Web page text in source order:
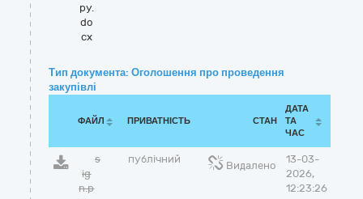
ру.
do
cx
Тип документа: Оголошення про проведення
закупівлі
ФАЙЛ ПРИВАТНІСТЬ СТАН
ДАТА
ТА
ЧАС
s
ig
n.p
публічний
Видалено
13-03-
2026,
12:23:26